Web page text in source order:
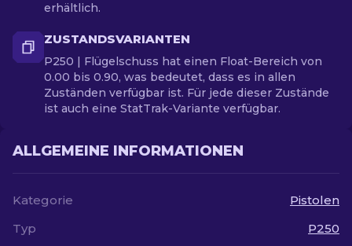
erhältlich.
ZUSTANDSVARIANTEN
P250 | Flügelschuss hat einen Float-Bereich von
0.00 bis 0.90, was bedeutet, dass es in allen
Zuständen verfügbar ist. Für jede dieser Zustände
ist auch eine StatTrak-Variante verfügbar.
ALLGEMEINE INFORMATIONEN
Kategorie
Pistolen
Typ
P250